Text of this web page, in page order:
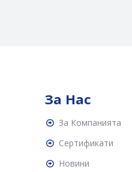
За Нас
За Компанията
Сертификати
Новини